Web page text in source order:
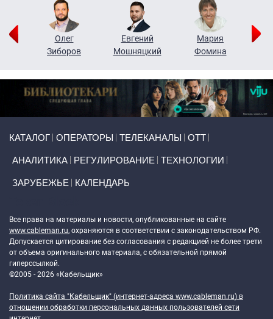
Олег
Зиборов
Евгений
Мошняцкий
Мария
Фомина
КАТАЛОГ ОПЕРАТОРЫ ТЕЛЕКАНАЛЫ ОТТ
АНАЛИТИКА РЕГУЛИРОВАНИЕ ТЕХНОЛОГИИ
ЗАРУБЕЖЬЕ КАЛЕНДАРЬ
Все права на материалы и новости, опубликованные на сайте
www.cableman.ru, охраняются в соответствии с законодательством РФ.
Допускается цитирование без согласования с редакцией не более трети
от объема оригинального материала, с обязательной прямой
гиперссылкой.
©2005 - 2026 «Кабельщик»
Политика сайта "Кабельщик" (интернет-адреса www.cableman.ru) в
отношении обработки персональных данных пользователей сети